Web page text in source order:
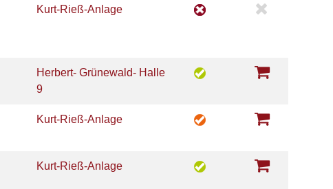
Kurt-Rieß-Anlage
Herbert- Grünewald- Halle
9
Kurt-Rieß-Anlage
Kurt-Rieß-Anlage